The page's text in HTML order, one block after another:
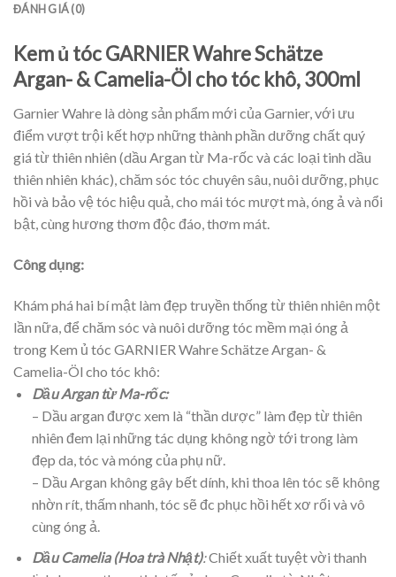
ĐÁNH GIÁ (0)
Kem ủ tóc GARNIER Wahre Schätze
Argan- & Camelia-Öl cho tóc khô, 300ml
Garnier Wahre là dòng sản phẩm mới của Garnier, với ưu
điểm vượt trội kết hợp những thành phần dưỡng chất quý
giá từ thiên nhiên (dầu Argan từ Ma-rốc và các loại tinh dầu
thiên nhiên khác), chăm sóc tóc chuyên sâu, nuôi dưỡng, phục
hồi và bảo vệ tóc hiệu quả, cho mái tóc mượt mà, óng ả và nổi
bật, cùng hương thơm độc đáo, thơm mát.
Công dụng:
Khám phá hai bí mật làm đẹp truyền thống từ thiên nhiên một
lần nữa, để chăm sóc và nuôi dưỡng tóc mềm mại óng ả
trong Kem ủ tóc GARNIER Wahre Schätze Argan- &
Camelia-Öl cho tóc khô:
Dầu Argan từ Ma-rốc:
– Dầu argan được xem là “thần dược” làm đẹp từ thiên
nhiên đem lại những tác dụng không ngờ tới trong làm
đẹp da, tóc và móng của phụ nữ.
– Dầu Argan không gây bết dính, khi thoa lên tóc sẽ không
nhờn rít, thấm nhanh, tóc sẽ đc phục hồi hết xơ rối và vô
cùng óng ả.
Dầu Camelia (Hoa trà Nhật):Chiết xuất tuyệt vời thanh